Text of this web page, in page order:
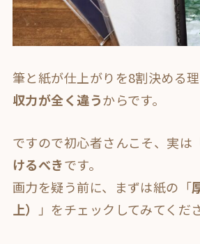
筆と紙が仕上がりを8割決める
収力が全く違うからです。
ですので初心者さんこそ、実は
けるべきです。
画力を疑う前に、まずは紙の「
上）
」をチェックしてみてくだ